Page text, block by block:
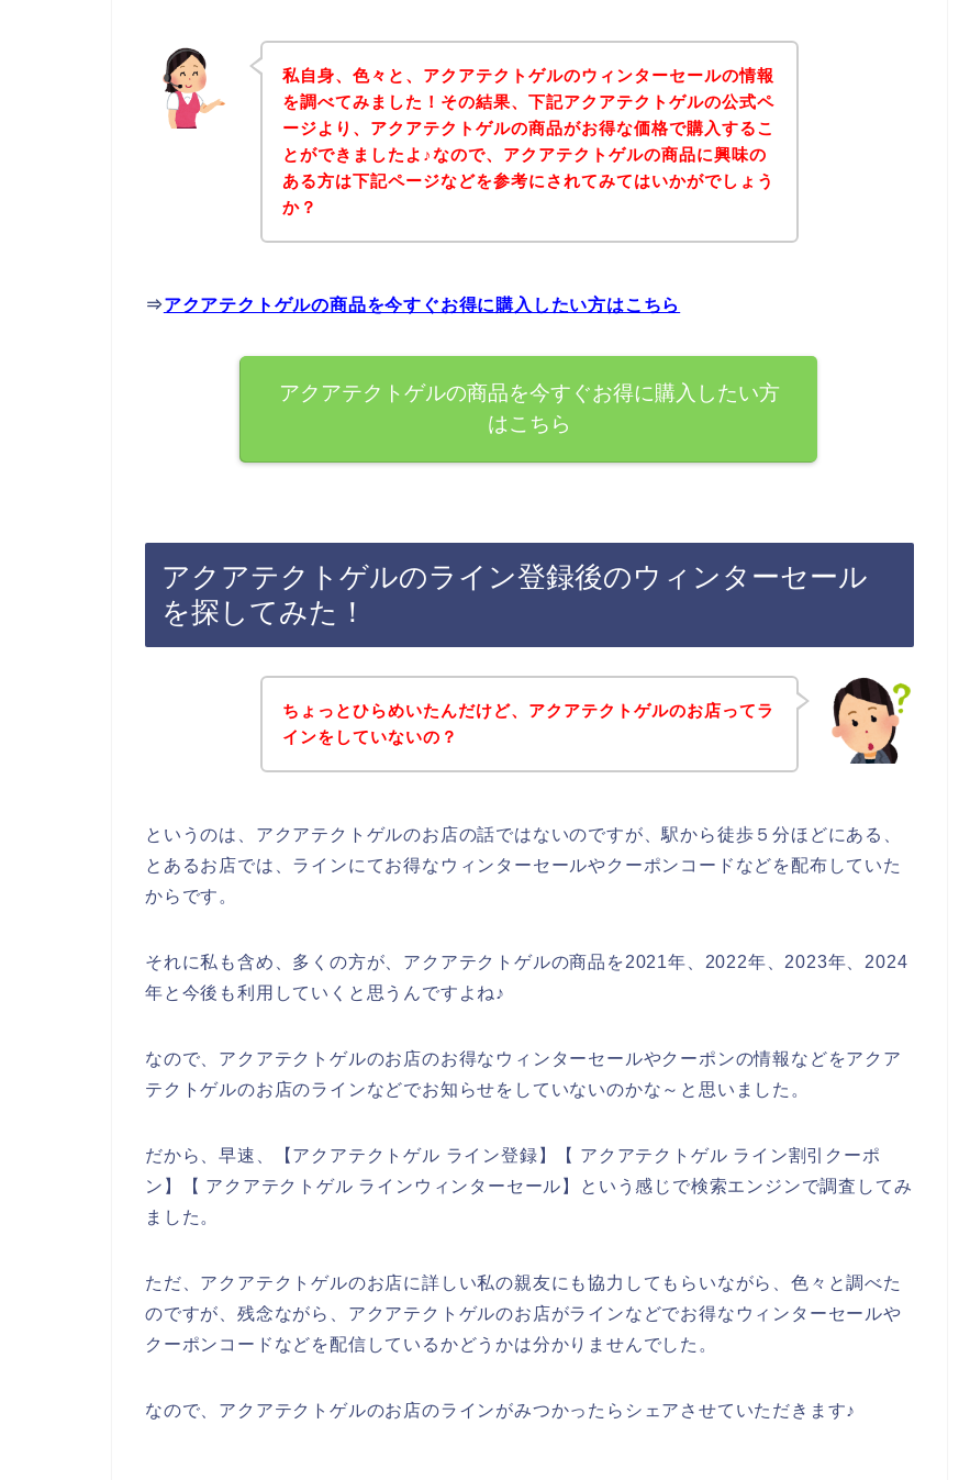
私自身、色々と、アクアテクトゲルのウィンターセールの情報
を調べてみました！その結果、下記アクアテクトゲルの公式ペ
ージより、アクアテクトゲルの商品がお得な価格で購入するこ
とができましたよ♪なので、アクアテクトゲルの商品に興味の
ある方は下記ページなどを参考にされてみてはいかがでしょう
か？
⇒アクアテクトゲルの商品を今すぐお得に購入したい方はこちら
アクアテクトゲルの商品を今すぐお得に購入したい方
はこちら
アクアテクトゲルのライン登録後のウィンターセール
を探してみた！
ちょっとひらめいたんだけど、アクアテクトゲルのお店ってラ
インをしていないの？
というのは、アクアテクトゲルのお店の話ではないのですが、駅から徒歩５分ほどにある、
とあるお店では、ラインにてお得なウィンターセールやクーポンコードなどを配布していた
からです。
それに私も含め、多くの方が、アクアテクトゲルの商品を2021年、2022年、2023年、2024
年と今後も利用していくと思うんですよね♪
なので、アクアテクトゲルのお店のお得なウィンターセールやクーポンの情報などをアクア
テクトゲルのお店のラインなどでお知らせをしていないのかな～と思いました。
だから、早速、【アクアテクトゲル ライン登録】【 アクアテクトゲル ライン割引クーポ
ン】【 アクアテクトゲル ラインウィンターセール】という感じで検索エンジンで調査してみ
ました。
ただ、アクアテクトゲルのお店に詳しい私の親友にも協力してもらいながら、色々と調べた
のですが、残念ながら、アクアテクトゲルのお店がラインなどでお得なウィンターセールや
クーポンコードなどを配信しているかどうかは分かりませんでした。
なので、アクアテクトゲルのお店のラインがみつかったらシェアさせていただきます♪